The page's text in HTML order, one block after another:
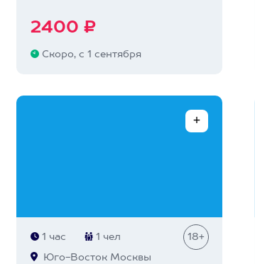
2400 ₽
Скоро, с 1 сентября
1 час 1 чел 18+
Юго-Восток Москвы